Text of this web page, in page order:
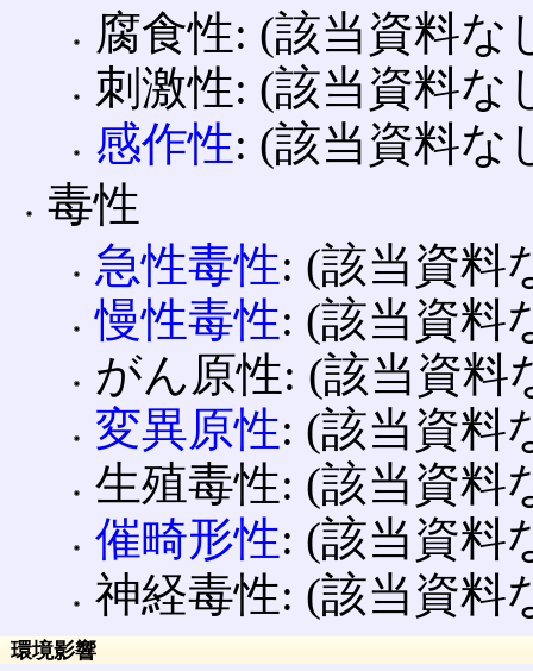
腐食性: (該当資料な
刺激性: (該当資料な
感作性: (該当資料な
毒性
急性毒性: (該当資料
慢性毒性: (該当資料
がん原性: (該当資料
変異原性: (該当資料
生殖毒性: (該当資料
催畸形性: (該当資料
神経毒性: (該当資料
環境影響